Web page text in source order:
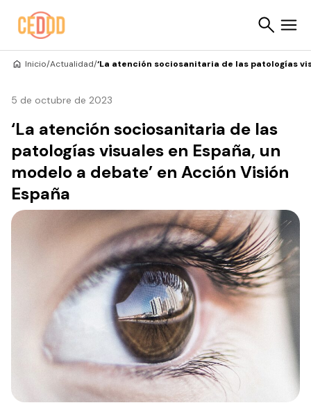
Inicio/Actualidad/‘La atención sociosanitaria de las patologías
5 de octubre de 2023
‘La atención sociosanitaria de las
patologías visuales en España, un
modelo a debate’ en Acción Visión
España